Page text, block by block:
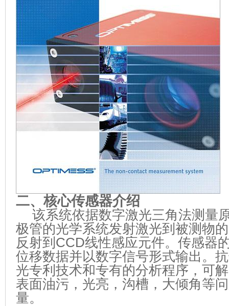
二、核心传感器介绍
该系统依据数字激光三角法测量
极管的光学系统发射激光到被测物
反射到 CCD线性感应元件。传感器
位移数据并以数字信号形式输出。
光专利技术和专有的分析程序，可
表面油污，光亮，沟槽，大倾角等
量。